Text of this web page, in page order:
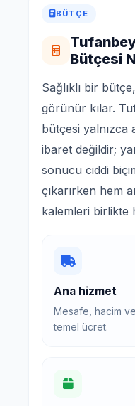
BÜTÇE
Bütçesi
Sağlıklı bir
görünür kılar.
bütçesi yalnızca
ibaret değildir;
sonucu ciddi
çıkarırken hem
kalemleri birlikte
Ana hizmet
Mesafe, hacim
temel ücret.